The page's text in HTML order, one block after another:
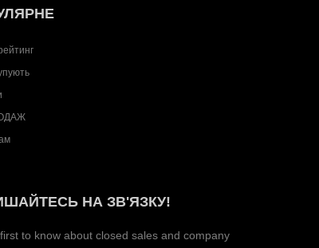
НА ЗВ'ЯЗКУ!
to know about closed sales and company